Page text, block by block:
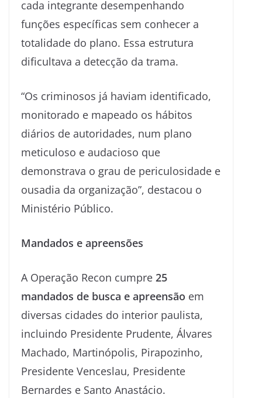
cada integrante desempenhando
funções específicas sem conhecer a
totalidade do plano. Essa estrutura
dificultava a detecção da trama.
“Os criminosos já haviam identificado,
monitorado e mapeado os hábitos
diários de autoridades, num plano
meticuloso e audacioso que
demonstrava o grau de periculosidade e
ousadia da organização”, destacou o
Ministério Público.
Mandados e apreensões
A Operação Recon cumpre 25
mandados de busca e apreensão em
diversas cidades do interior paulista,
incluindo Presidente Prudente, Álvares
Machado, Martinópolis, Pirapozinho,
Presidente Venceslau, Presidente
Bernardes e Santo Anastácio.